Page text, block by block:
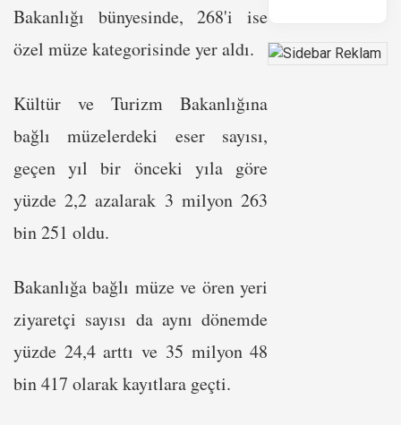
Bakanlığı bünyesinde, 268'i ise
özel müze kategorisinde yer aldı.
Kültür ve Turizm Bakanlığına
bağlı müzelerdeki eser sayısı,
geçen yıl bir önceki yıla göre
yüzde 2,2 azalarak 3 milyon 263
bin 251 oldu.
Bakanlığa bağlı müze ve ören yeri
ziyaretçi sayısı da aynı dönemde
yüzde 24,4 arttı ve 35 milyon 48
bin 417 olarak kayıtlara geçti.